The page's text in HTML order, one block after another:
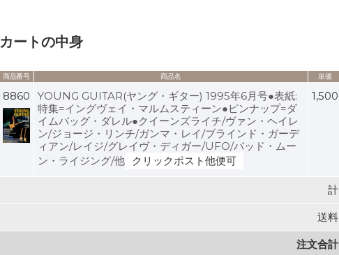
カートの中身
商品番号 商品名 単価
8860
YOUNG GUITAR(ヤング・ギター) 1995年6月号●表紙:
特集=イングヴェイ・マルムスティーン●ピンナップ=ダ
イムバッグ・ダレル●クイーンズライチ/ヴァン・ヘイレ
ン/ジョージ・リンチ/ガンマ・レイ/ブラインド・ガーデ
ィアン/レイジ/グレイヴ・ディガー/UFO/バッド・ムー
ン・ライジング/他
クリックポスト他便可
1,500
計
送料
注文合計